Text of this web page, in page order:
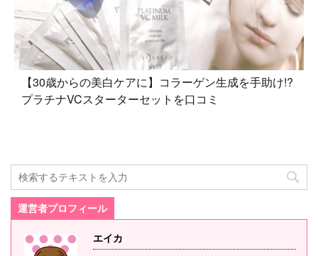
【30歳からの美白ケアに】コラーゲン生成を手助け!?
プラチナVCスターターセットを口コミ
運営者プロフィール
エイカ